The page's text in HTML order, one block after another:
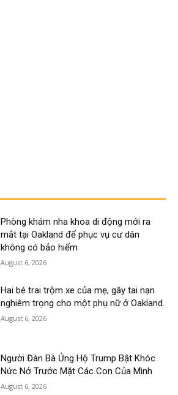
Phòng khám nha khoa di động mới ra
mắt tại Oakland để phục vụ cư dân
không có bảo hiểm
August 6, 2026
Hai bé trai trộm xe của mẹ, gây tai nạn
nghiêm trọng cho một phụ nữ ở Oakland.
August 6, 2026
Người Đàn Bà Ủng Hộ Trump Bật Khóc
Nức Nở Trước Mặt Các Con Của Mình
August 6, 2026